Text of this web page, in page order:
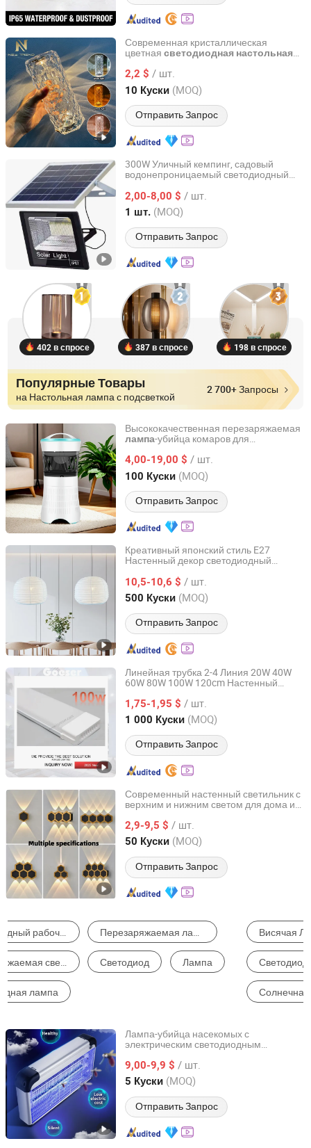
Современная кристаллическая
цветная светодиодная настольная
2,2 $ / шт.
10 Куски (MOQ)
Отправить Запрос
Zhongshan LC lighting Co.,Ltd.
Guangdong, China с 2022
300W Уличный кемпинг, садовый
водонепроницаемый светодиодный
дистанционным управлением,
сенсорный уличный настенный
энергосберегающий солнечный
светильник
2,00-8,00 $ / шт.
1 шт. (MOQ)
Отправить Запрос
Guangzhou Yi Can Lighting Co.,Ltd
Guangdong, China с 2020
402 в спросе 387 в спросе 198 в спросе
Популярные Товары
на Настольная лампа с подсветкой
2 700+ Запросы
Высококачественная перезаряжаемая
лампа-убийца комаров для
ловушкой для комаров
4,00-19,00 $ / шт.
100 Куски (MOQ)
Отправить Запрос
Jiangmen Kunzhong Technology Co., Ltd.
Guangdong, China с 2018
Креативный японский стиль E27
Настенный декор светодиодный
10,5-10,6 $ / шт.
500 Куски (MOQ)
Отправить Запрос
Fuzhou Huikaihua Arts & Crafts Co., Ltd.
Fujian, China с 2008
Линейная трубка 2-4 Линия 20W 40W
60W 80W 100W 120cm Настенный
1,75-1,95 $ / шт.
1 000 Куски (MOQ)
Отправить Запрос
Foshan Guansheng Technology Co., Ltd.
Guangdong, China с 2021
Современный настенный светильник с
верхним и нижним светом для дома и
внутреннего и наружного
использования
2,9-9,5 $ / шт.
50 Куски (MOQ)
Отправить Запрос
Quzhou Shine Electronics Co., Ltd.
Zhejiang, China с 2015
Висячая Лампа Люстра
Светодиодные Световые Полосы Светодиодный Точечный Светильник
Солнечная Лампа
Лампа-убийца насекомых с
электрическим светодиодным
9,00-9,9 $ / шт.
5 Куски (MOQ)
Отправить Запрос
Dongguan Pittar Houseware Co., Ltd.
Guangdong, China с 2021